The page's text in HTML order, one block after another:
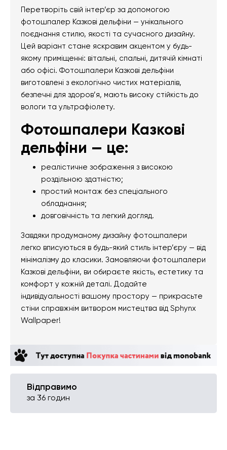
Перетворіть свій інтер’єр за допомогою
фотошпалер Казкові дельфіни — унікального
поєднання стилю, якості та сучасного дизайну.
Цей варіант стане яскравим акцентом у будь-
якому приміщенні: вітальні, спальні, дитячій кімнаті
або офісі. Фотошпалери Казкові дельфіни
виготовлені з екологічно чистих матеріалів,
безпечні для здоров’я, мають високу стійкість до
вологи та ультрафіолету.
Фотошпалери Казкові
дельфіни — це:
реалістичне зображення з високою
роздільною здатністю;
простий монтаж без спеціального
обладнання;
довговічність та легкий догляд.
Завдяки продуманому дизайну фотошпалери
легко вписуються в будь-який стиль інтер’єру — від
мінімалізму до класики. Замовляючи фотошпалери
Казкові дельфіни, ви обираєте якість, естетику та
комфорт у кожній деталі. Додайте
індивідуальності вашому простору — прикрасьте
стіни справжнім витвором мистецтва від Sphynx
Wallpaper!
Відправимо
за 36 годин